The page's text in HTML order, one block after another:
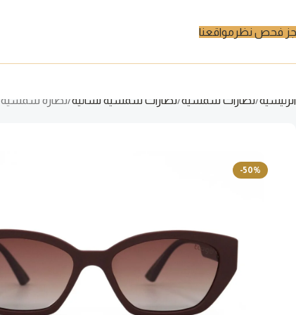
فحص نظر مواقعنا
الرئيسية نظارات شمسية نظارات شمسية نسائية نظارة شمسية TIAGO للنساء كات آي لون بني – 5113 C2
-50%